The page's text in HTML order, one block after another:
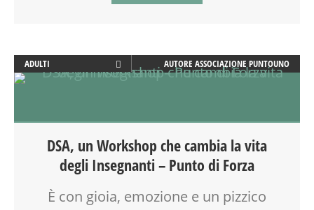
ADULTI
CLASSE
EDUCATORE
LABORATORIO
AUTORE ASSOCIAZIONE PUNTOUNO
DSA, un Workshop che cambia la vita
degli Insegnanti – Punto di Forza
È con gioia, emozione e un pizzico